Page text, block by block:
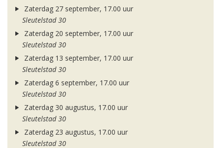
Zaterdag 27 september, 17.00 uur
Sleutelstad 30
Zaterdag 20 september, 17.00 uur
Sleutelstad 30
Zaterdag 13 september, 17.00 uur
Sleutelstad 30
Zaterdag 6 september, 17.00 uur
Sleutelstad 30
Zaterdag 30 augustus, 17.00 uur
Sleutelstad 30
Zaterdag 23 augustus, 17.00 uur
Sleutelstad 30